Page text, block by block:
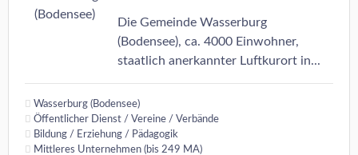
Die Gemeinde Wasserburg
(Bodensee), ca. 4000 Einwohner,
staatlich anerkannter Luftkurort in...
Wasserburg (Bodensee)
Öffentlicher Dienst / Vereine / Verbände
Bildung / Erziehung / Pädagogik
Mittleres Unternehmen (bis 249 MA)